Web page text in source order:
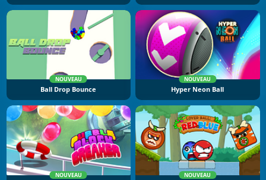
NOUVEAU
Ball Drop Bounce
NOUVEAU
Hyper Neon Ball
NOUVEAU NOUVEAU